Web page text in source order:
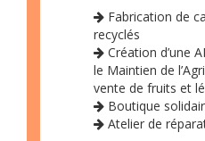
Fabrication de
recyclés
Création d’une
le Maintien de
vente de fruits et
Boutique
Atelier de